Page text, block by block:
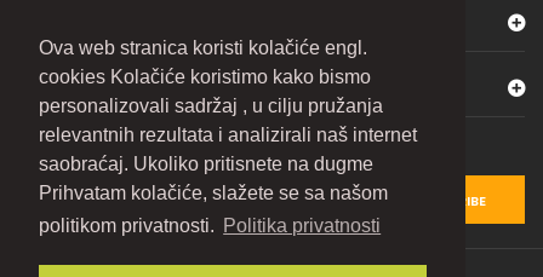
Ova web stranica koristi kolačiće engl.
cookies Kolačiće koristimo kako bismo
personalizovali sadržaj , u cilju pružanja
relevantnih rezultata i analizirali naš internet
saobraćaj. Ukoliko pritisnete na dugme
Prihvatam kolačiće, slažete se sa našom
politikom privatnosti. Politika privatnosti
KONTAKTIRAJTE NAS
BILTEN
SUBSCRIBE